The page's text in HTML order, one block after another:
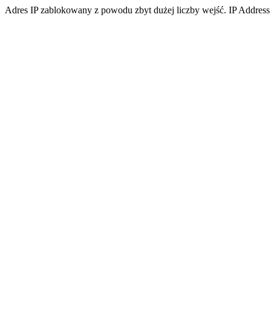
Adres IP zablokowany z powodu zbyt dużej liczby wejść. IP